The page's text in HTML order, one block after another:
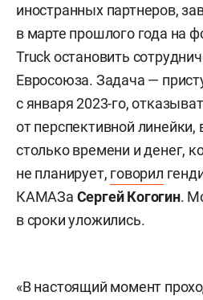
иностранных партнеров,
в марте прошлого года на
Truck остановить
Евросоюза. Задача —
с января 2023-го,
от перспективной
столько времени и денег,
не планирует, говорил
КАМАЗа Сергей Когогин.
в сроки уложились.
«В настоящий момент